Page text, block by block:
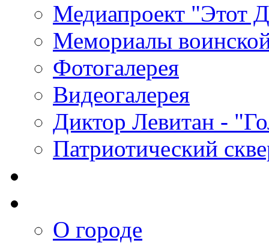
Медиапроект "Этот
Мемориалы
Фотогалерея
Видеогалерея
Диктор Левитан -
Патриотический
О городе